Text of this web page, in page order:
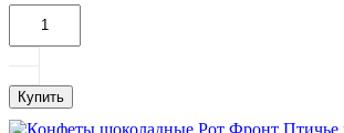
Купить